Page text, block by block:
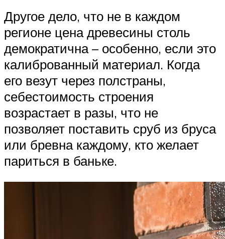
Другое дело, что не в каждом
регионе цена древесины столь
демократична – особенно, если это
калиброванный материал. Когда
его везут через полстраны,
себестоимость строения
возрастает в разы, что не
позволяет поставить сруб из бруса
или бревна каждому, кто желает
париться в баньке.